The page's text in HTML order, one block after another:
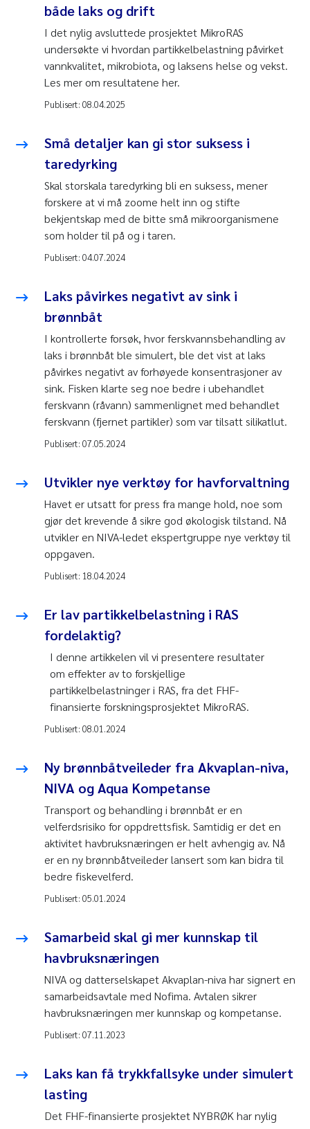
både laks og drift
I det nylig avsluttede prosjektet MikroRAS
undersøkte vi hvordan partikkelbelastning påvirket
vannkvalitet, mikrobiota, og laksens helse og vekst.
Les mer om resultatene her.
Publisert: 08.04.2025
Små detaljer kan gi stor suksess i
taredyrking
Skal storskala taredyrking bli en suksess, mener
forskere at vi må zoome helt inn og stifte
bekjentskap med de bitte små mikroorganismene
som holder til på og i taren.
Publisert: 04.07.2024
Laks påvirkes negativt av sink i
brønnbåt
I kontrollerte forsøk, hvor ferskvannsbehandling av
laks i brønnbåt ble simulert, ble det vist at laks
påvirkes negativt av forhøyede konsentrasjoner av
sink. Fisken klarte seg noe bedre i ubehandlet
ferskvann (råvann) sammenlignet med behandlet
ferskvann (fjernet partikler) som var tilsatt silikatlut.
Publisert: 07.05.2024
Utvikler nye verktøy for havforvaltning
Havet er utsatt for press fra mange hold, noe som
gjør det krevende å sikre god økologisk tilstand. Nå
utvikler en NIVA-ledet ekspertgruppe nye verktøy til
oppgaven.
Publisert: 18.04.2024
Er lav partikkelbelastning i RAS
fordelaktig?
I denne artikkelen vil vi presentere resultater
om effekter av to forskjellige
partikkelbelastninger i RAS, fra det FHF-
finansierte forskningsprosjektet MikroRAS.
Publisert: 08.01.2024
Ny brønnbåtveileder fra Akvaplan-niva,
NIVA og Aqua Kompetanse
Transport og behandling i brønnbåt er en
velferdsrisiko for oppdrettsfisk. Samtidig er det en
aktivitet havbruksnæringen er helt avhengig av. Nå
er en ny brønnbåtveileder lansert som kan bidra til
bedre fiskevelferd.
Publisert: 05.01.2024
Samarbeid skal gi mer kunnskap til
havbruksnæringen
NIVA og datterselskapet Akvaplan-niva har signert en
samarbeidsavtale med Nofima. Avtalen sikrer
havbruksnæringen mer kunnskap og kompetanse.
Publisert: 07.11.2023
Laks kan få trykkfallsyke under simulert
lasting
Det FHF-finansierte prosjektet NYBRØK har nylig